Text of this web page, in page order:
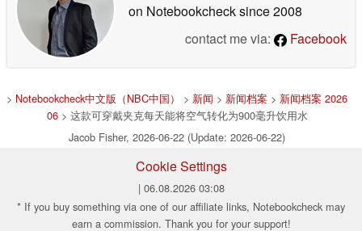
on Notebookchecksince 2008
contact me via:
Facebook
> Notebookcheck中文版（NBC中国） > 新闻 > 新闻档案 > 新闻档案 2026
06> 这款可穿戴夹克每天能将空气转化为900毫升饮用水
Jacob Fisher, 2026-06-22 (Update: 2026-06-22)
Cookie Settings
| 06.08.2026 03:08
* If you buy something via one of our affiliate links, Notebookcheck may
earn a commission. Thank you for your support!